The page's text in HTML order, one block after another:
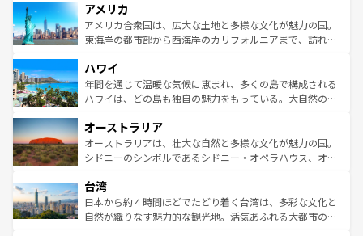
ンツ一覧を参照してほしい。
の建物がそのまま残る町や、スイスならではのユニークな
博物館もあり、アルプス観光だけでなく町歩きも満喫する
ことができる。国民の所得が高いため物価も高いが、旅行
ば市内交通費無料で観光を楽しむこともできる。 なお、新
着のスイス情報はコンテンツ一覧 を参照してほしい。
アメリカ
アメリカ合衆国は、広大な土地と多様な文化が魅力の国。
東海岸の都市部から西海岸のカリフォルニアまで、訪れる
のような巨大都市は、観光、ショッピング、エンターテイ
ンメントが詰まった刺激的なスポットだ。一方、アメリカ
西部には大自然が広がり、グランドキャニオンやイエロー
部のニューオーリンズでは、音楽と美食が融合した独特の
文化が魅力。旅行者はアメリカの各地域で異なる魅力を楽
しみながら、その多様性と豊かな歴史を感じることができ
ならではの贅沢な旅のスタイルだ。 なお、新着のアメリカ
情報はコンテンツ一覧を参照してほしい。
ハワイ
年間を通じて温暖な気候に恵まれ、多くの島で構成される
ハワイは、どの島も独自の魅力をもっている。大自然の神
ワイ島は見逃せない。また、定番の観光地といえばオアフ
島だが、静かな自然を求めるならマウイ島やカウアイ島が
おすすめ。エメラルドグリーンに輝く海をはじめ、豊かな
れるおもてなしの心で訪れる人々を迎えてくれるハワイの
人々、おいしいローカルフードやハワイアンミュージッ
ク、伝統的なフラダンスなど、すべてがハワイの魅力を彩
オーストラリア
オーストラリアは、壮大な自然と多様な文化が魅力の国。
シドニーのシンボルであるシドニー・オペラハウス、オー
リアリーフや大陸中央部にそびえるウルル（エアーズロッ
ク）、タスマニアの美しい原生林やケアンズの熱帯雨林な
ど、見どころがたくさん。また、カフェやワイン、オージ
台湾
日本から約４時間ほどでたどり着く台湾は、多彩な文化と
自然が織りなす魅力的な観光地。活気あふれる大都市の台